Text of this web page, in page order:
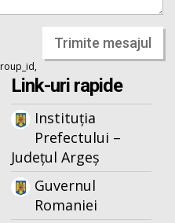
Trimite mesajul
Link-uri rapide
Instituția
Prefectului –
Județul Argeș
Guvernul
Romaniei